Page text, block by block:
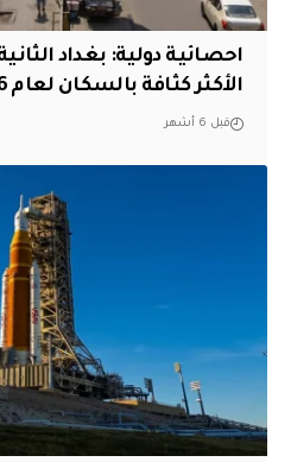
احصائية دولية: بغداد
الأكثر كثافة بالسكان لعام 2026
قبل 6 أشهر